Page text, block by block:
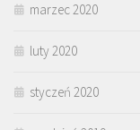
marzec 2020
luty 2020
styczeń 2020